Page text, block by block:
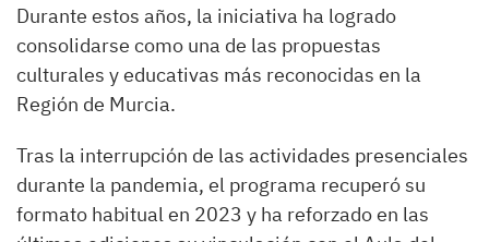
Durante estos años, la iniciativa ha logrado
consolidarse como una de las propuestas
culturales y educativas más reconocidas en la
Región de Murcia.
Tras la interrupción de las actividades presenciales
durante la pandemia, el programa recuperó su
formato habitual en 2023 y ha reforzado en las